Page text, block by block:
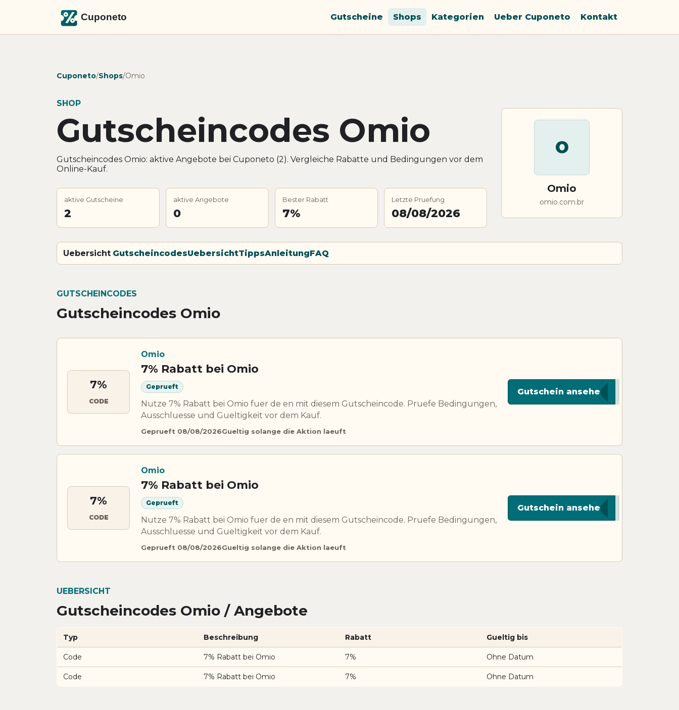
Gutscheine Shops Kategorien Ueber Cuponeto Kontakt
Cuponeto/Shops/Omio
SHOP
Gutscheincodes Omio
Gutscheincodes Omio: aktive Angebote bei Cuponeto (2). Vergleiche Rabatte und Bedingungen vor dem
Online-Kauf.
aktive Gutscheine
2
aktive Angebote
0
Bester Rabatt
7%
Letzte Pruefung
08/08/2026
O
Omio
omio.com.br
Uebersicht GutscheincodesUebersichtTippsAnleitungFAQ
GUTSCHEINCODES
Gutscheincodes Omio
7%
CODE
Omio
7% Rabatt bei Omio
Geprueft
Nutze 7% Rabatt bei Omio fuer de en mit diesem Gutscheincode. Pruefe Bedingungen,
Ausschluesse und Gueltigkeit vor dem Kauf.
Geprueft 08/08/2026Gueltig solange die Aktion laeuft
Gutschein ansehen
7%
CODE
Omio
7% Rabatt bei Omio
Geprueft
Nutze 7% Rabatt bei Omio fuer de en mit diesem Gutscheincode. Pruefe Bedingungen,
Ausschluesse und Gueltigkeit vor dem Kauf.
Geprueft 08/08/2026Gueltig solange die Aktion laeuft
Gutschein ansehen
UEBERSICHT
Gutscheincodes Omio / Angebote
Typ Beschreibung Rabatt Gueltig bis
Code 7% Rabatt bei Omio 7% Ohne Datum
Code 7% Rabatt bei Omio 7% Ohne Datum